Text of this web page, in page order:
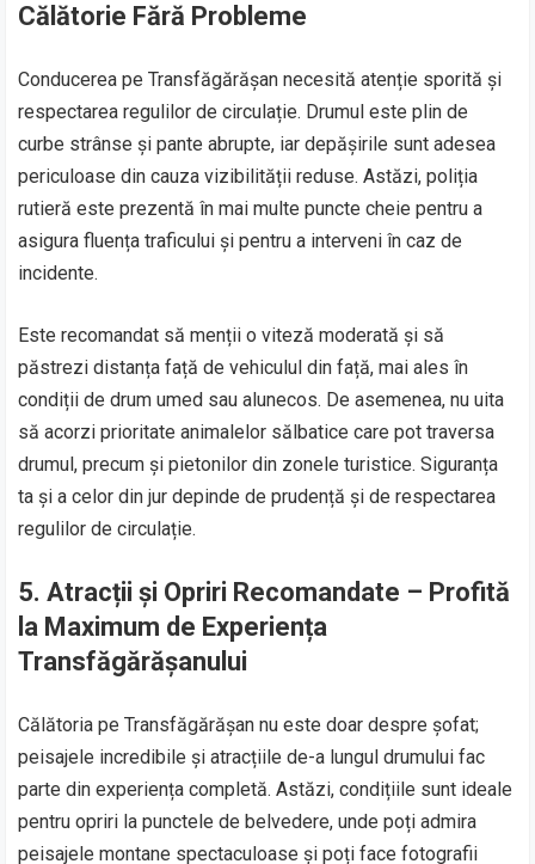
Călătorie Fără Probleme
Conducerea pe Transfăgărășan necesită atenție sporită și
respectarea regulilor de circulație. Drumul este plin de
curbe strânse și pante abrupte, iar depășirile sunt adesea
periculoase din cauza vizibilității reduse. Astăzi, poliția
rutieră este prezentă în mai multe puncte cheie pentru a
asigura fluența traficului și pentru a interveni în caz de
incidente.
Este recomandat să menții o viteză moderată și să
păstrezi distanța față de vehiculul din față, mai ales în
condiții de drum umed sau alunecos. De asemenea, nu uita
să acorzi prioritate animalelor sălbatice care pot traversa
drumul, precum și pietonilor din zonele turistice. Siguranța
ta și a celor din jur depinde de prudență și de respectarea
regulilor de circulație.
5.Atracții și Opriri Recomandate – Profită
la Maximum de Experiența
Transfăgărășanului
Călătoria pe Transfăgărășan nu este doar despre șofat;
peisajele incredibile și atracțiile de-a lungul drumului fac
parte din experiența completă. Astăzi, condițiile sunt ideale
pentru opriri la punctele de belvedere, unde poți admira
peisajele montane spectaculoase și poți face fotografii